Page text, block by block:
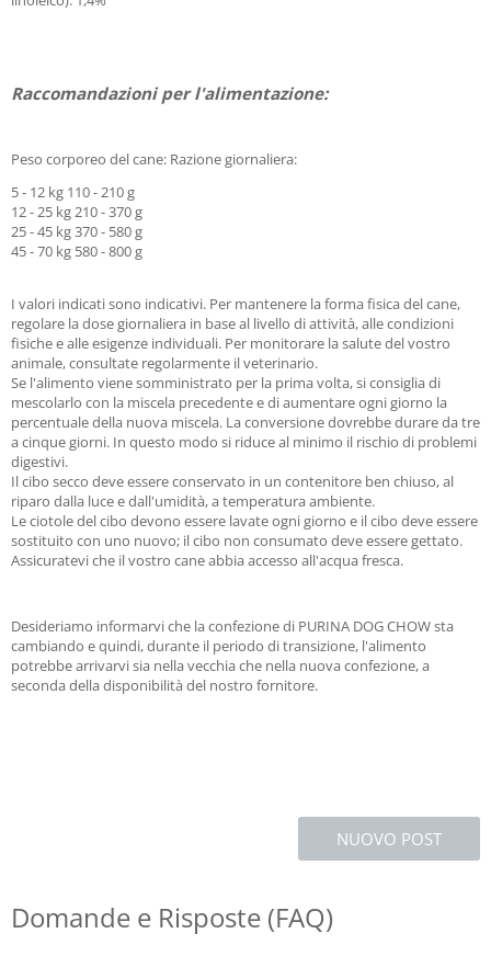
Raccomandazioni per l'alimentazione:
Peso corporeo del cane: Razione giornaliera:
5 - 12 kg 110 - 210 g
12 - 25 kg 210 - 370 g
25 - 45 kg 370 - 580 g
45 - 70 kg 580 - 800 g
I valori indicati sono indicativi. Per mantenere la forma fisica del cane,
regolare la dose giornaliera in base al livello di attività, alle condizioni
fisiche e alle esigenze individuali. Per monitorare la salute del vostro
animale, consultate regolarmente il veterinario.
Se l'alimento viene somministrato per la prima volta, si consiglia di
mescolarlo con la miscela precedente e di aumentare ogni giorno la
percentuale della nuova miscela. La conversione dovrebbe durare da tre
a cinque giorni. In questo modo si riduce al minimo il rischio di problemi
digestivi.
Il cibo secco deve essere conservato in un contenitore ben chiuso, al
riparo dalla luce e dall'umidità, a temperatura ambiente.
Le ciotole del cibo devono essere lavate ogni giorno e il cibo deve essere
sostituito con uno nuovo; il cibo non consumato deve essere gettato.
Assicuratevi che il vostro cane abbia accesso all'acqua fresca.
Desideriamo informarvi che la confezione di PURINA DOG CHOW sta
cambiando e quindi, durante il periodo di transizione, l'alimento
potrebbe arrivarvi sia nella vecchia che nella nuova confezione, a
seconda della disponibilità del nostro fornitore.
NUOVO POST
Domande e Risposte (FAQ)